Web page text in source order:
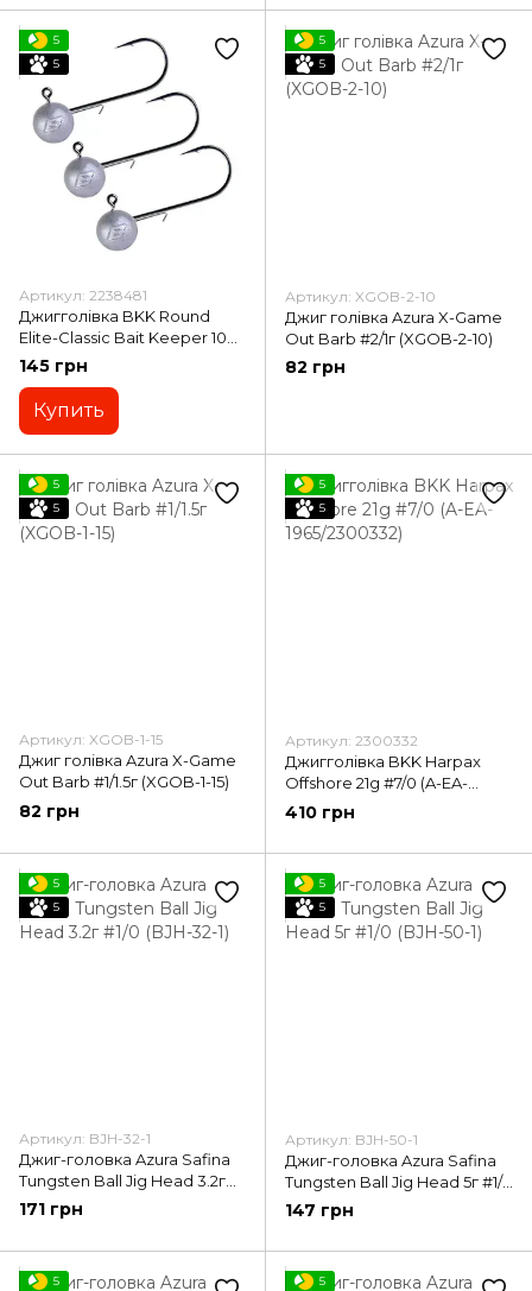
5
5
Артикул: 2238481
Джигголівка BKK Round
Elite-Classic Bait Keeper 10g
#1/0 3pcs (A-EA-
3058/2238481)
145 грн
Купить
5
5
Артикул: XGOB-2-10
Джиг голівка Azura X-Game
Out Barb #2/1г (XGOB-2-10)
82 грн
5
5
Артикул: XGOB-1-15
Джиг голівка Azura X-Game
Out Barb #1/1.5г (XGOB-1-15)
82 грн
5
5
Артикул: 2300332
Джигголівка BKK Harpax
Offshore 21g #7/0 (A-EA-
1965/2300332)
410 грн
5
5
Артикул: BJH-32-1
Джиг-головка Azura Safina
Tungsten Ball Jig Head 3.2г
#1/0 (BJH-32-1)
171 грн
5
5
Артикул: BJH-50-1
Джиг-головка Azura Safina
Tungsten Ball Jig Head 5г #1/0
(BJH-50-1)
147 грн
5
5